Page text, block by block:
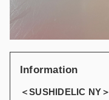
Information
＜SUSHIDELIC NY＞